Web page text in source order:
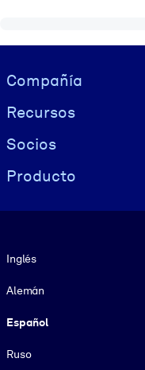
Visually hidden Text
Compañía
Recursos
Socios
Producto
Inglés
Alemán
Español
Ruso